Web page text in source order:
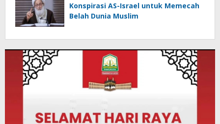
Konspirasi AS-Israel untuk Memecah
Belah Dunia Muslim